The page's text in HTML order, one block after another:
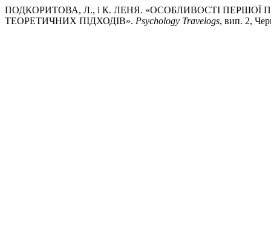
ПОДКОРИТОВА, Л., і К. ЛЕНЯ. «ОСОБЛИВОСТІ ПЕРШОЇ
ТЕОРЕТИЧНИХ ПІДХОДІВ». Psychology Travelogs, вип. 2,